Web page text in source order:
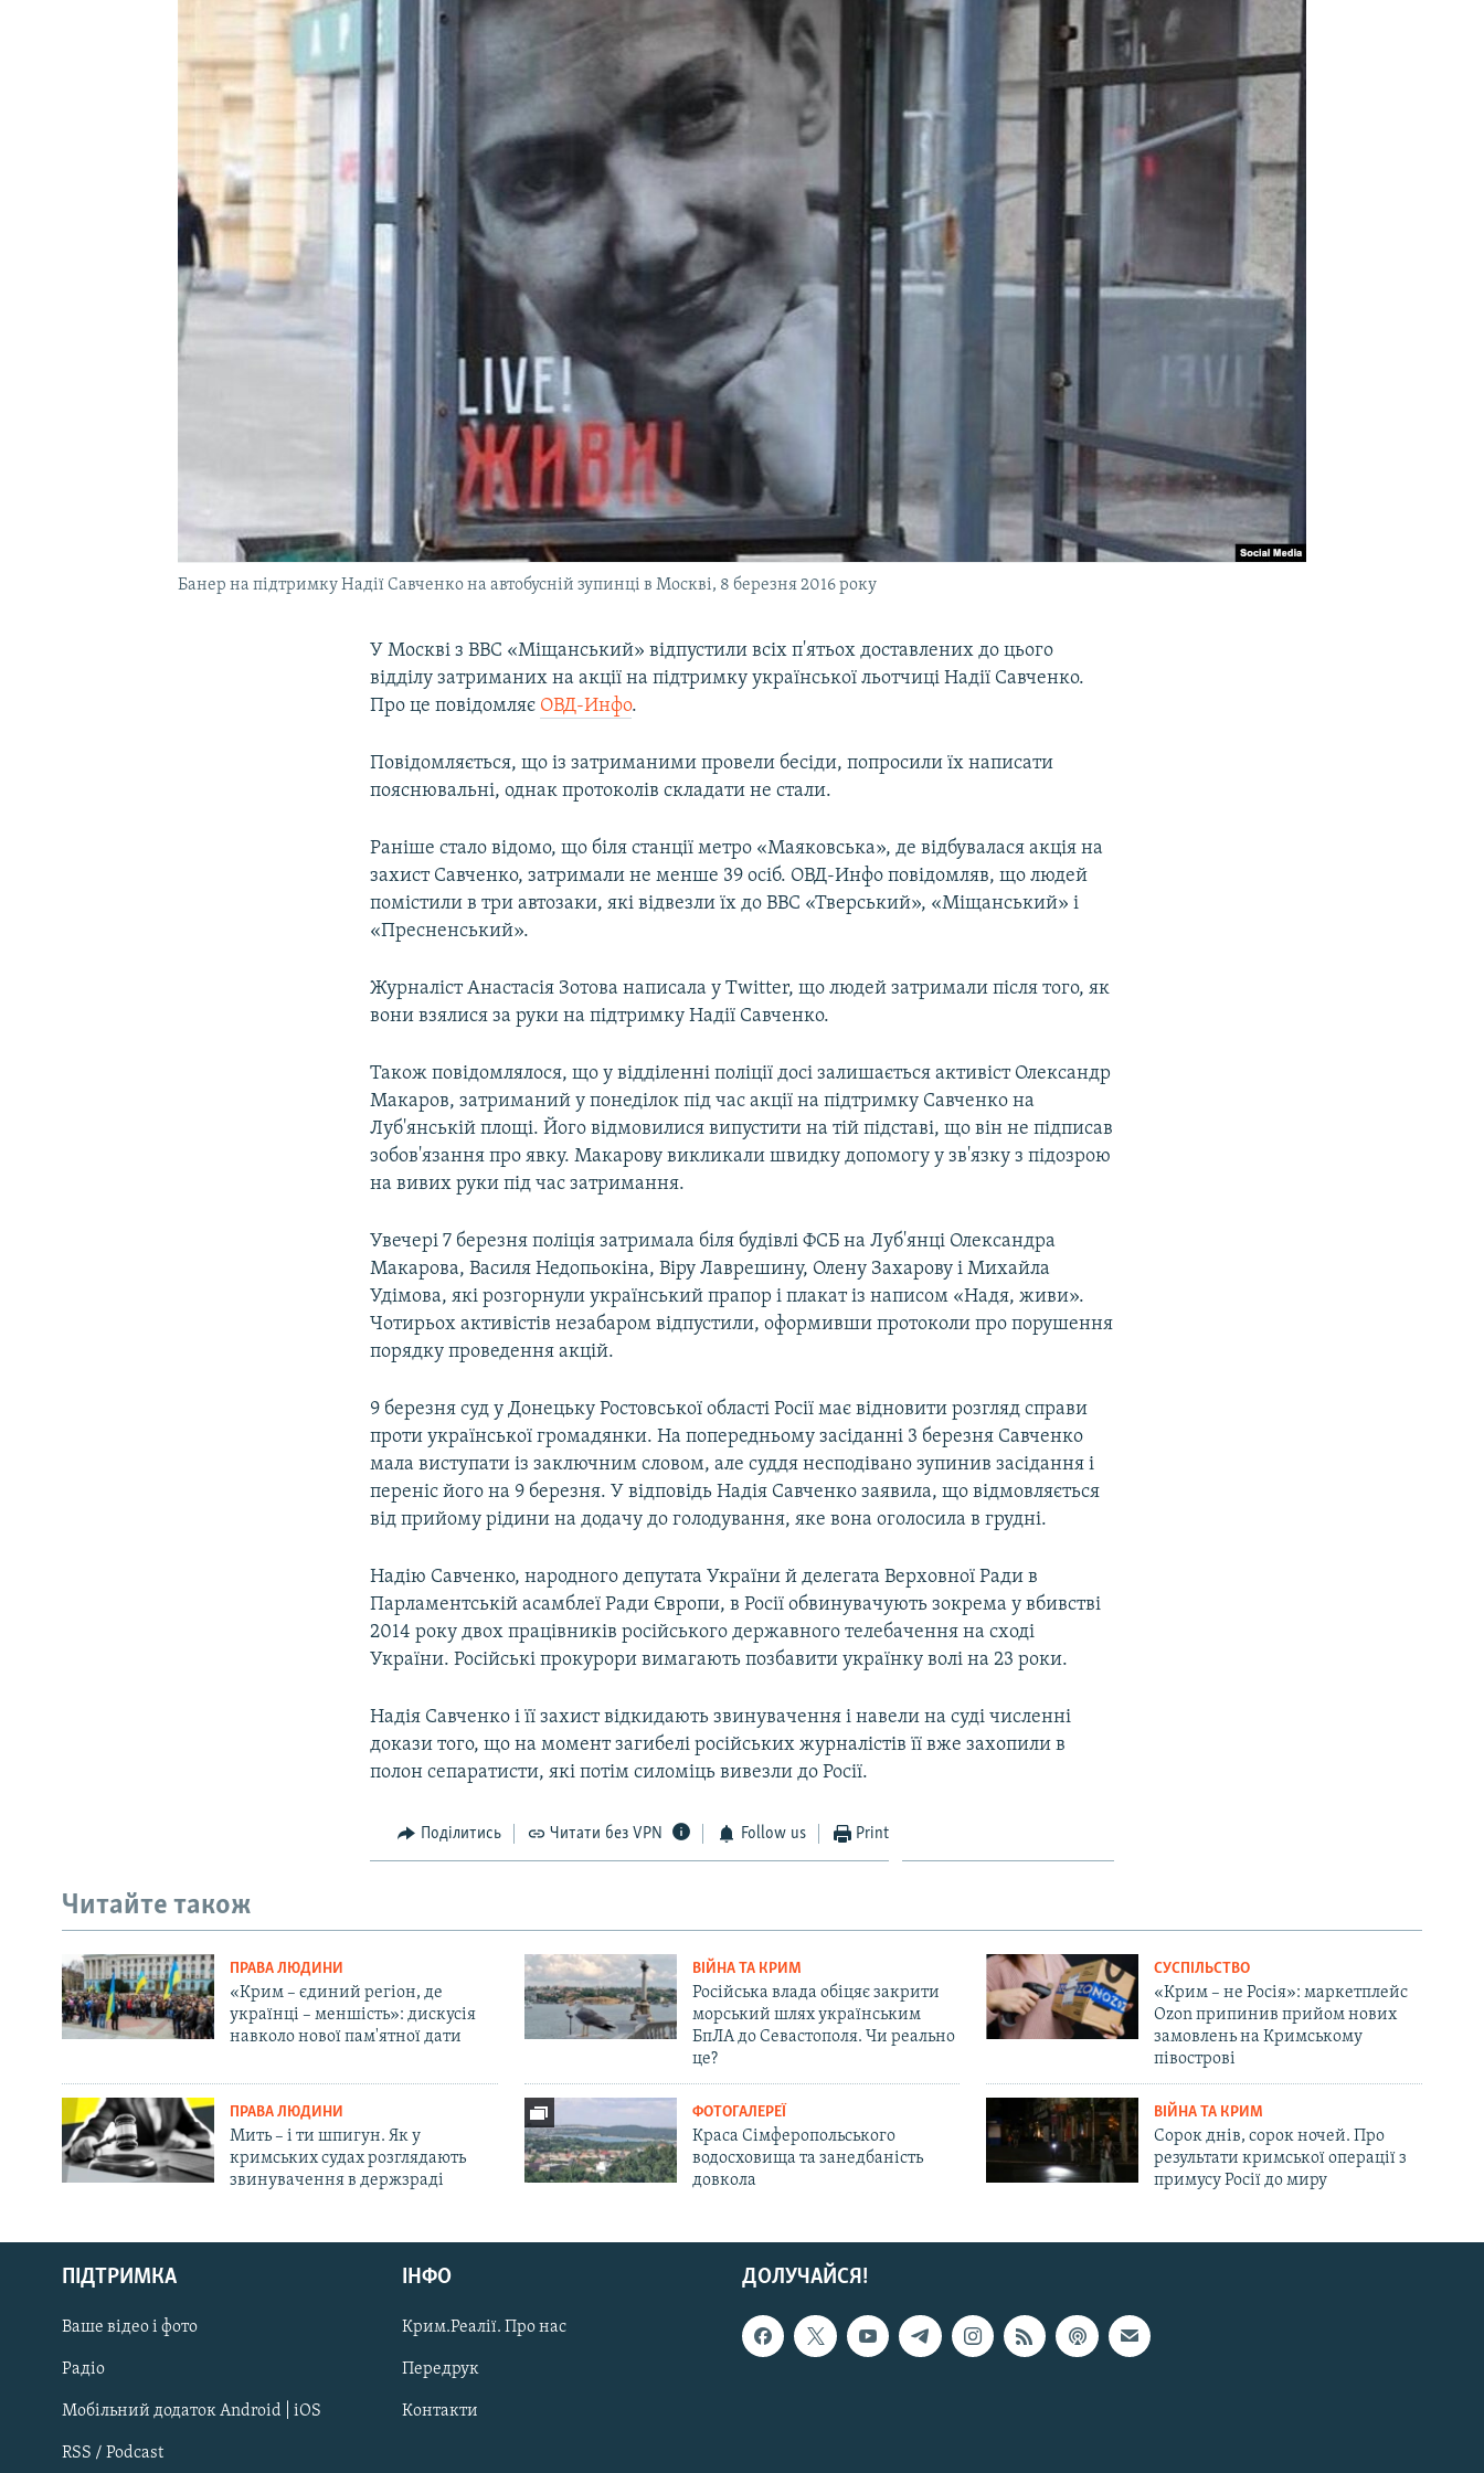
УКРАЇНСЬКА ПРОБЛЕМА КРИМУ
Русский
Qırımtatar
ДОЛУЧАЙСЯ!
Банер на підтримку Надії Савченко на автобусній зупинці в Москві, 8 березня 2016 року
У Москві з ВВС «Міщанський» відпустили всіх п'ятьох доставлених до цього
відділу затриманих на акції на підтримку української льотчиці Надії Савченко.
Про це повідомляє ОВД-Инфо.
Повідомляється, що із затриманими провели бесіди, попросили їх написати
пояснювальні, однак протоколів складати не стали.
Раніше стало відомо, що біля станції метро «Маяковська», де відбувалася акція на
захист Савченко, затримали не менше 39 осіб. ОВД-Инфо повідомляв, що людей
помістили в три автозаки, які відвезли їх до ВВС «Тверський», «Міщанський» і
«Пресненський».
Журналіст Анастасія Зотова написала у Twitter, що людей затримали після того, як
вони взялися за руки на підтримку Надії Савченко.
Також повідомлялося, що у відділенні поліції досі залишається активіст Олександр
Макаров, затриманий у понеділок під час акції на підтримку Савченко на
Луб'янській площі. Його відмовилися випустити на тій підставі, що він не підписав
зобов'язання про явку. Макарову викликали швидку допомогу у зв'язку з підозрою
на вивих руки під час затримання.
Увечері 7 березня поліція затримала біля будівлі ФСБ на Луб'янці Олександра
Макарова, Василя Недопьокіна, Віру Лаврешину, Олену Захарову і Михайла
Удімова, які розгорнули український прапор і плакат із написом «Надя, живи».
Чотирьох активістів незабаром відпустили, оформивши протоколи про порушення
порядку проведення акцій.
9 березня суд у Донецьку Ростовської області Росії має відновити розгляд справи
проти української громадянки. На попередньому засіданні 3 березня Савченко
мала виступати із заключним словом, але суддя несподівано зупинив засідання і
переніс його на 9 березня. У відповідь Надія Савченко заявила, що відмовляється
від прийому рідини на додачу до голодування, яке вона оголосила в грудні.
Надію Савченко, народного депутата України й делегата Верховної Ради в
Парламентській асамблеї Ради Європи, в Росії обвинувачують зокрема у вбивстві
2014 року двох працівників російського державного телебачення на сході
України. Російські прокурори вимагають позбавити українку волі на 23 роки.
Надія Савченко і її захист відкидають звинувачення і навели на суді численні
докази того, що на момент загибелі російських журналістів її вже захопили в
полон сепаратисти, які потім силоміць вивезли до Росії.
Поділитись Читати без VPN Follow us Print
Читайте також
ПРАВА ЛЮДИНИ
«Крим – єдиний регіон, де
українці – меншість»: дискусія
навколо нової пам'ятної дати
ВІЙНА ТА КРИМ
Російська влада обіцяє закрити
морський шлях українським
БпЛА до Севастополя. Чи реально
це?
СУСПІЛЬСТВО
«Крим – не Росія»: маркетплейс
Ozon припинив прийом нових
замовлень на Кримському
півострові
ПРАВА ЛЮДИНИ
Мить – і ти шпигун. Як у
кримських судах розглядають
звинувачення в держзраді
ФОТОГАЛЕРЕЇ
Краса Сімферопольського
водосховища та занедбаність
довкола
ВІЙНА ТА КРИМ
Сорок днів, сорок ночей. Про
результати кримської операції з
примусу Росії до миру
ДОЛУЧАЙСЯ!
ПІДТРИМКА
Ваше відео і фото
Радіо
Мобільний додаток Android | iOS
RSS / Podcast
ІНФО
Крим.Реалії. Про нас
Передрук
Контакти